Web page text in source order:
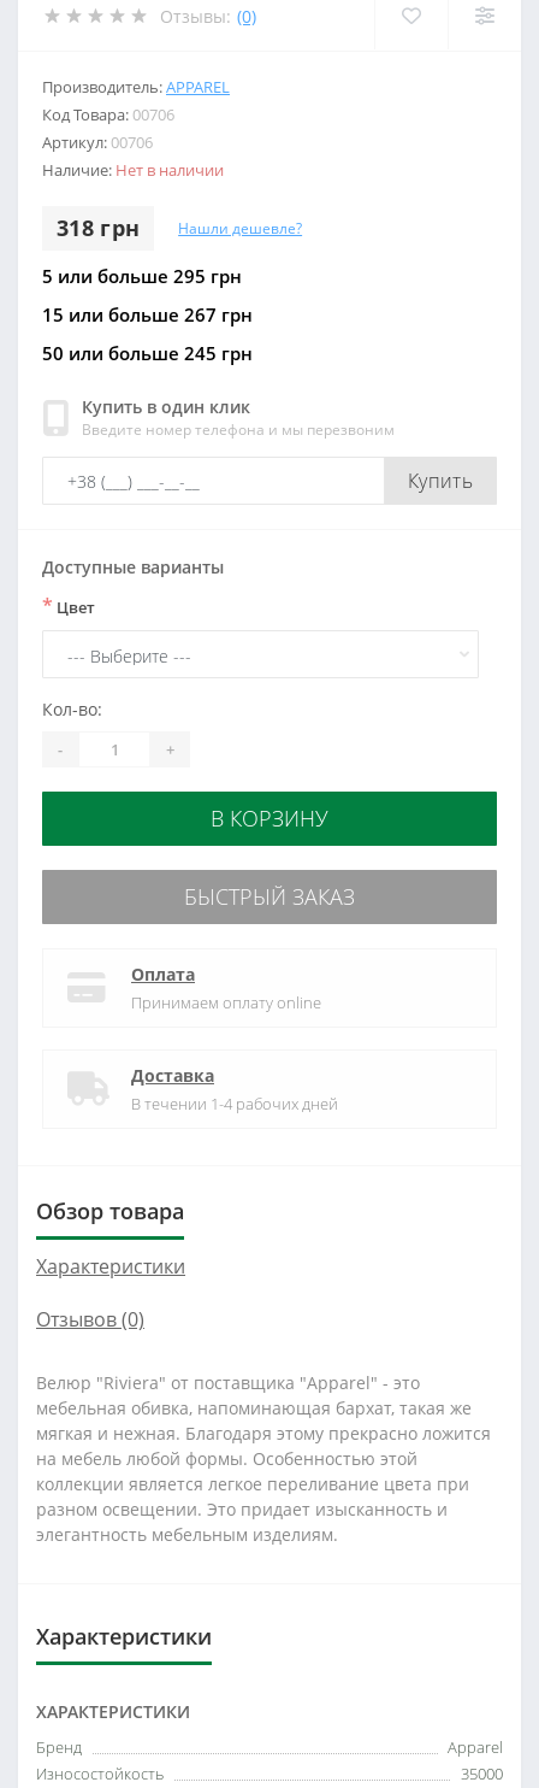
Отзывы: (0)
Производитель:APPAREL
Код Товара:00706
Артикул:00706
Наличие: Нет в наличии
318 грн Нашли дешевле?
5 или больше 295 грн
15 или больше 267 грн
50 или больше 245 грн
Купить в один клик
Введите номер телефона и мы перезвоним
Купить
Доступные варианты
* Цвет
Кол-во:
- +
В КОРЗИНУ
БЫСТРЫЙ ЗАКАЗ
Оплата
Принимаем оплату online
Доставка
В течении 1-4 рабочих дней
Обзор товара
Характеристики
Отзывов (0)
Велюр "Riviera" от поставщика "Apparel" - это
мебельная обивка, напоминающая бархат, такая же
мягкая и нежная. Благодаря этому прекрасно ложится
на мебель любой формы. Особенностью этой
коллекции является легкое переливание цвета при
разном освещении. Это придает изысканность и
элегантность мебельным изделиям.
Характеристики
ХАРАКТЕРИСТИКИ
Бренд
Apparel
Износостойкость
35000